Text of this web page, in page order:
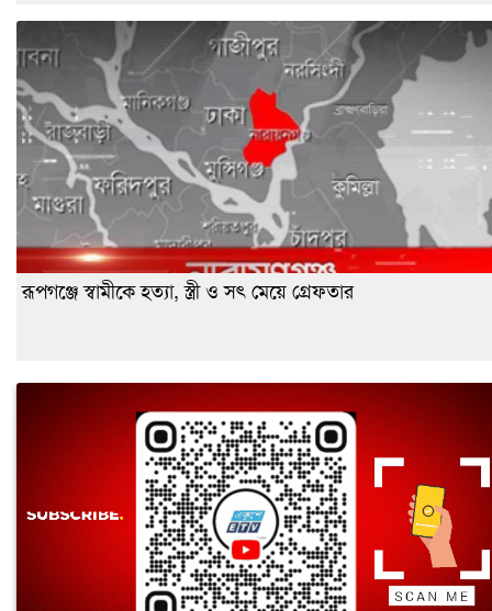
রূপগঞ্জে স্বামীকে হত্যা, স্ত্রী ও সৎ মেয়ে গ্রেফতার